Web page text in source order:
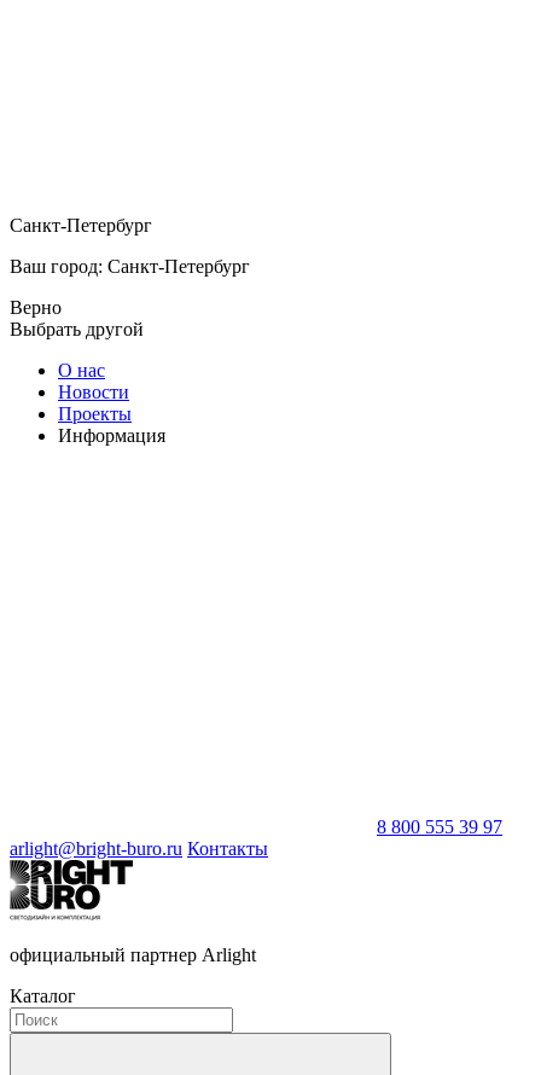
Санкт-Петербург
Ваш город: Санкт-Петербург
Верно
Выбрать другой
О нас
Новости
Проекты
Информация
8 800 555 39 97
arlight@bright-buro.ru Контакты
официальный партнер Arlight
Каталог